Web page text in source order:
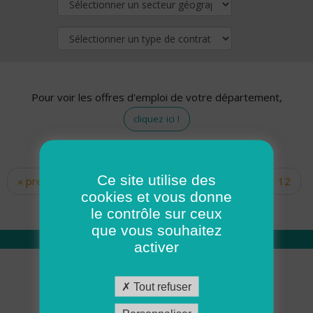
Pour voir les offres d'emploi de votre département,
cliquez ici !
Pages
« premier ‹ précédent … 10
12
14 15 16 17
Qui sommes nous
Académie ADMR
Ce site utilise des
cookies et vous donne
le contrôle sur ceux
que vous souhaitez
activer
Tout refuser